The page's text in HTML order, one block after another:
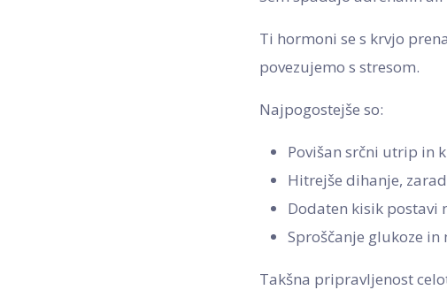
Ti hormoni se s krvjo
povezujemo s stresom.
Najpogostejše so:
Povišan srčni utrip in
Hitrejše dihanje,
Dodaten kisik postavi
Sproščanje glukoze
Takšna pripravljenost